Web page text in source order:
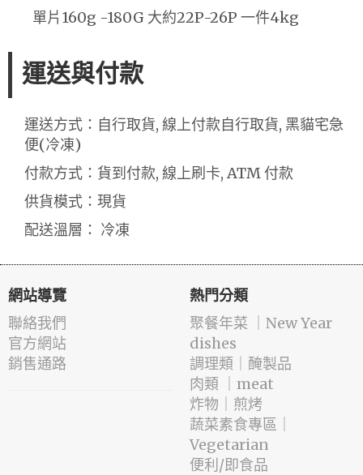
單片160g -180G 大約22P-26P 一件4kg
運送與付款
運送方式：自行取貨, 線上付款自行取貨, 黑貓宅急
便(冷凍)
付款方式：貨到付款, 線上刷卡, ATM 付款
供貨模式：現貨
配送溫層： 冷凍
網站導覽
聯絡我們
官方網站
銷售通路
熱門分類
️聚餐年菜 ｜New Year
dishes
️調理類｜醃製品
肉類 ｜meat
️炸物｜煎烤
蔬菜素食專區｜
Vegetarian
便利/即食品